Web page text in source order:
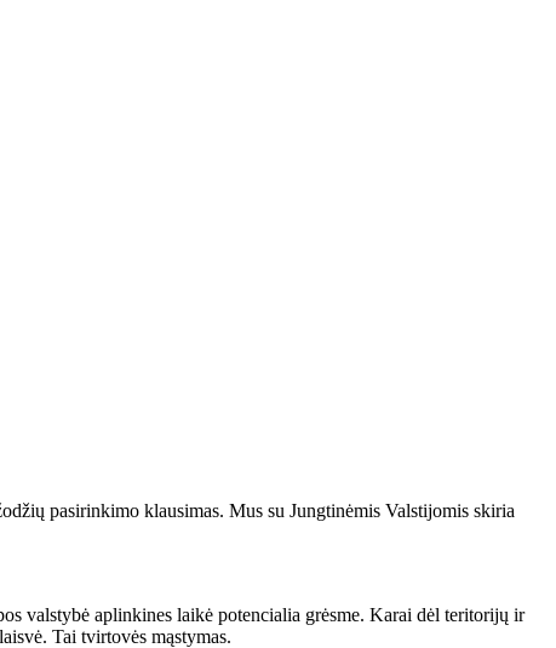
pasirinkimo klausimas. Mus su Jungtinėmis Valstijomis skiria
valstybė aplinkines laikė potencialia grėsme. Karai dėl teritorijų ir
Tai tvirtovės mąstymas.